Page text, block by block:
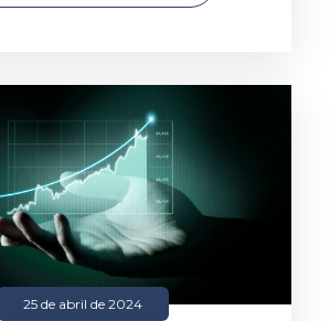
25 de abril de 2024